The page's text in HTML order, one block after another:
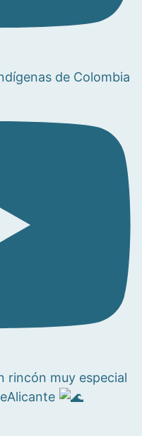
indígenas de Colombia
rincón muy especial